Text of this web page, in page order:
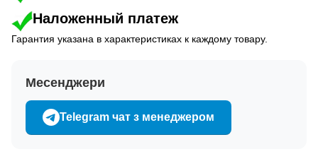
Наложенный платеж
Гарантия указана в характеристиках к каждому товару.
Месенджери
Telegram чат з менеджером